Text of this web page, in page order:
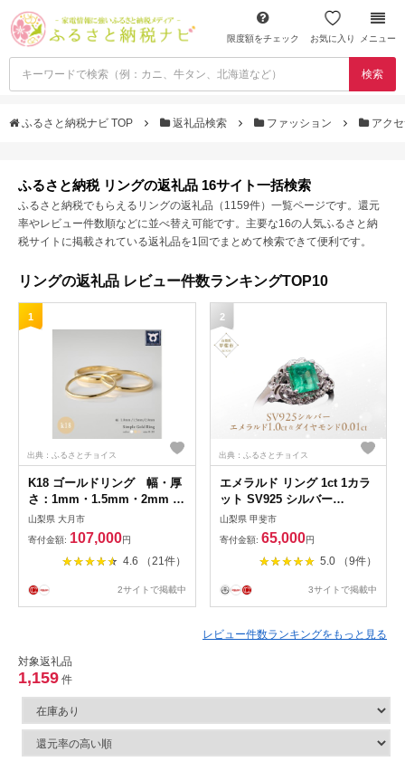
限度額をチェック お気に入り メニュー
検索
ふるさと納税ナビ TOP 返礼品検索 ファッション アク
ふるさと納税 リングの返礼品 16サイト一括検索
ふるさと納税でもらえるリングの返礼品（1159件）一覧ページです。還元
率やレビュー件数順などに並べ替え可能です。主要な16の人気ふるさと納
税サイトに掲載されている返礼品を1回でまとめて検索できて便利です。
リングの返礼品 レビュー件数ランキングTOP10
1
出典：ふるさとチョイス
K18 ゴールドリング 幅・厚
さ：1mm・1.5mm・2mm
サイズ：8～20号 （イエロ
ー／ピンク／ホワイト）
山梨県 大月市
寄付金額: 107,000円
4.6 （21件）
2サイトで掲載中
2
出典：ふるさとチョイス
エメラルド リング 1ct 1カラ
ット SV925 シルバー
925（14425） [山梨 指輪 リ
ング エメラルド シルバー ジ
ュエリー ダイヤモンド] 山梨
県 甲斐市 BR-23
山梨県 甲斐市
寄付金額: 65,000円
5.0 （9件）
3サイトで掲載中
レビュー件数ランキングをもっと見る
対象返礼品
1,159 件